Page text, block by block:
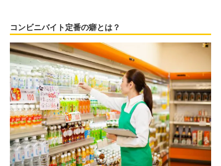
コンビニバイト定番の癖とは？